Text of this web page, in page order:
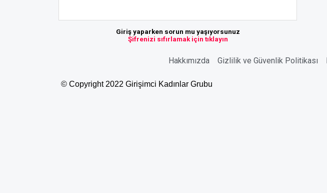
Giriş yaparken sorun mu yaşıyorsunuz
Şifrenizi sıfırlamak için tıklayın
Hakkımızda Gizlilik ve Güvenlik Politikası
© Copyright 2022 Girişimci Kadınlar Grubu